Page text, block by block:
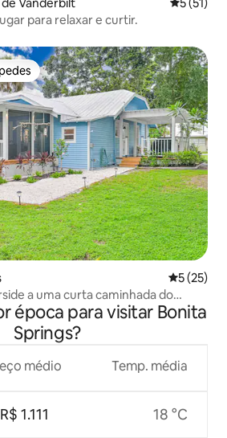
para relaxar e curtir.
dos hóspedes
5 de uma
5 (25)
a uma curta caminhada do
época para visitar Bonita
Springs?
médio
R$ 1.111
Temp. média
18 °C